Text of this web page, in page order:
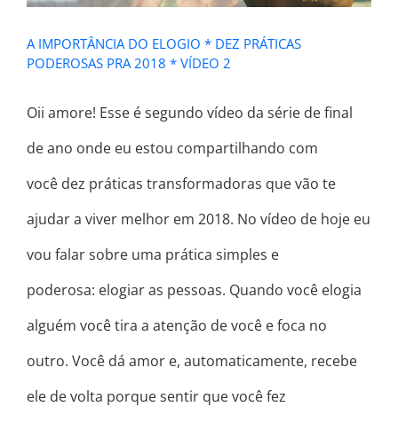
A IMPORTÂNCIA DO ELOGIO * DEZ PRÁTICAS
PODEROSAS PRA 2018 * VÍDEO 2
​Oii amore! Esse é segundo vídeo da série de final
de ano onde eu estou compartilhando com
você dez práticas transformadoras que vão te
ajudar a viver melhor em 2018. No vídeo de hoje eu
vou falar sobre uma prática simples e
poderosa: elogiar as pessoas. Quando você elogia
alguém você tira a atenção de você e foca no
outro. Você dá amor e, automaticamente, recebe
ele de volta porque sentir que você fez